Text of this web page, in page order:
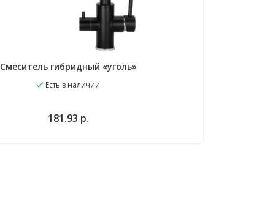
Смеситель гибридный «уголь»
Есть в наличии
181.93 р.